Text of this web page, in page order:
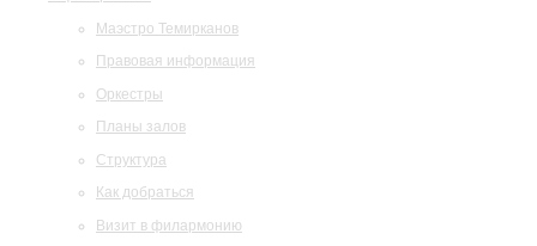
Маэстро Темирканов
Правовая информация
Оркестры
Планы залов
Структура
Как добраться
Визит в филармонию